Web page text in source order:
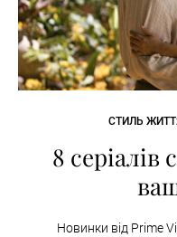
СТИЛЬ
8 серіалів
Новинки від Prime